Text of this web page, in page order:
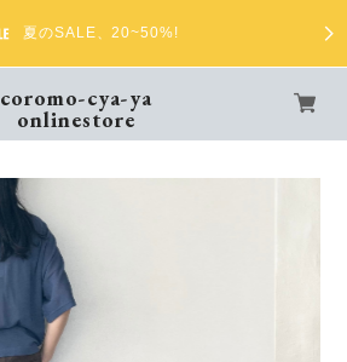
夏のSALE、20~50%!
coromo-cya-ya
onlinestore